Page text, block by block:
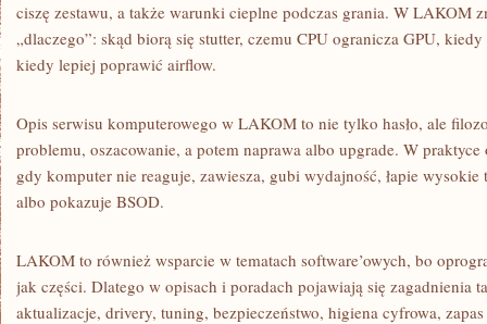
ciszę zestawu, a także warunki cieplne podczas grania. W LAKOM
„dlaczego”: skąd biorą się stutter, czemu CPU ogranicza GPU,
kiedy lepiej poprawić airflow.
Opis serwisu komputerowego w LAKOM to nie tylko hasło, ale
problemu, oszacowanie, a potem naprawa albo upgrade. W
gdy komputer nie reaguje, zawiesza, gubi wydajność, łapie wysokie
albo pokazuje BSOD.
LAKOM to również wsparcie w tematach software’owych, bo
jak części. Dlatego w opisach i poradach pojawiają się zagadnienia
aktualizacje, drivery, tuning, bezpieczeństwo, higiena cyfrowa,